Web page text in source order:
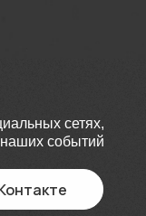
сетях,
событий